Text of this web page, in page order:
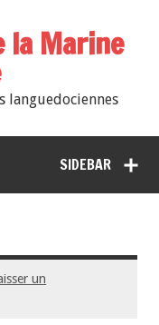
la Marine
languedociennes
SIDEBAR
un